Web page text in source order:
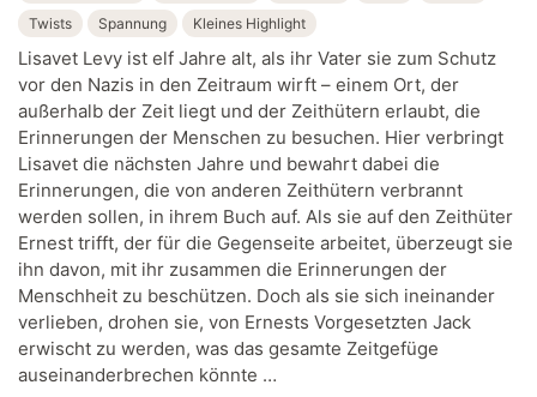
Twists
Spannung Kleines Highlight
Lisavet Levy ist elf Jahre alt, als ihr Vater sie zum Schutz
vor den Nazis in den Zeitraum wirft – einem Ort, der
außerhalb der Zeit liegt und der Zeithütern erlaubt, die
Erinnerungen der Menschen zu besuchen. Hier verbringt
Lisavet die nächsten Jahre und bewahrt dabei die
Erinnerungen, die von anderen Zeithütern verbrannt
werden sollen, in ihrem Buch auf. Als sie auf den Zeithüter
Ernest trifft, der für die Gegenseite arbeitet, überzeugt sie
ihn davon, mit ihr zusammen die Erinnerungen der
Menschheit zu beschützen. Doch als sie sich ineinander
verlieben, drohen sie, von Ernests Vorgesetzten Jack
erwischt zu werden, was das gesamte Zeitgefüge
auseinanderbrechen könnte …